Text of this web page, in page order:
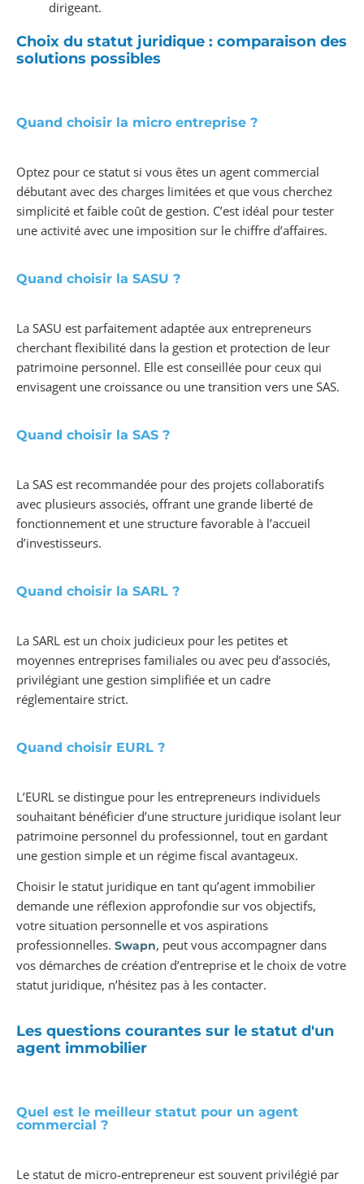
dirigeant.
Choix du statut juridique : comparaison des
solutions possibles
Quand choisir la micro entreprise ?
Optez pour ce statut si vous êtes un agent commercial
débutant avec des charges limitées et que vous cherchez
simplicité et faible coût de gestion. C’est idéal pour tester
une activité avec une imposition sur le chiffre d’affaires.
Quand choisir la SASU ?
La SASU est parfaitement adaptée aux entrepreneurs
cherchant flexibilité dans la gestion et protection de leur
patrimoine personnel. Elle est conseillée pour ceux qui
envisagent une croissance ou une transition vers une SAS.
Quand choisir la SAS ?
La SAS est recommandée pour des projets collaboratifs
avec plusieurs associés, offrant une grande liberté de
fonctionnement et une structure favorable à l’accueil
d’investisseurs.
Quand choisir la SARL ?
La SARL est un choix judicieux pour les petites et
moyennes entreprises familiales ou avec peu d’associés,
privilégiant une gestion simplifiée et un cadre
réglementaire strict.
Quand choisir EURL ?
L’EURL se distingue pour les entrepreneurs individuels
souhaitant bénéficier d’une structure juridique isolant leur
patrimoine personnel du professionnel, tout en gardant
une gestion simple et un régime fiscal avantageux.
Choisir le statut juridique en tant qu’agent immobilier
demande une réflexion approfondie sur vos objectifs,
votre situation personnelle et vos aspirations
professionnelles. Swapn, peut vous accompagner dans
vos démarches de création d’entreprise et le choix de votre
statut juridique, n’hésitez pas à les contacter.
Les questions courantes sur le statut d'un
agent immobilier
Quel est le meilleur statut pour un agent
commercial ?
Le statut de micro-entrepreneur est souvent privilégié par